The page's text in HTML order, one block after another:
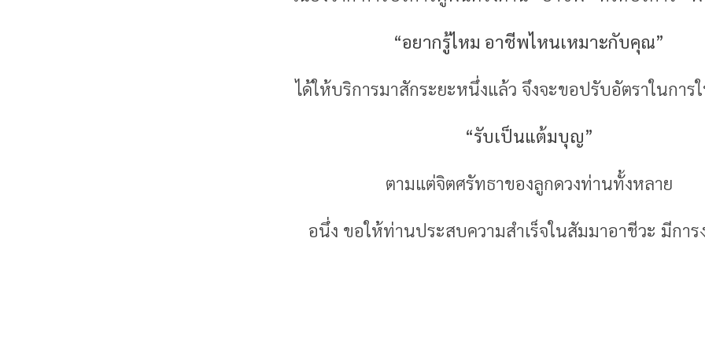
“อยากรู้ไหม อาชีพไหนเหมาะกับคุณ”
ได้ให้บริการมาสักระยะหนึ่งแล้ว จึงจะขอปรับอัตราในการ
“รับเป็นแต้มบุญ”
ตามแต่จิตศรัทธาของลูกดวงท่านทั้งหลาย
อนึ่ง ขอให้ท่านประสบความสำเร็จในสัมมาอาชีวะ มีกา